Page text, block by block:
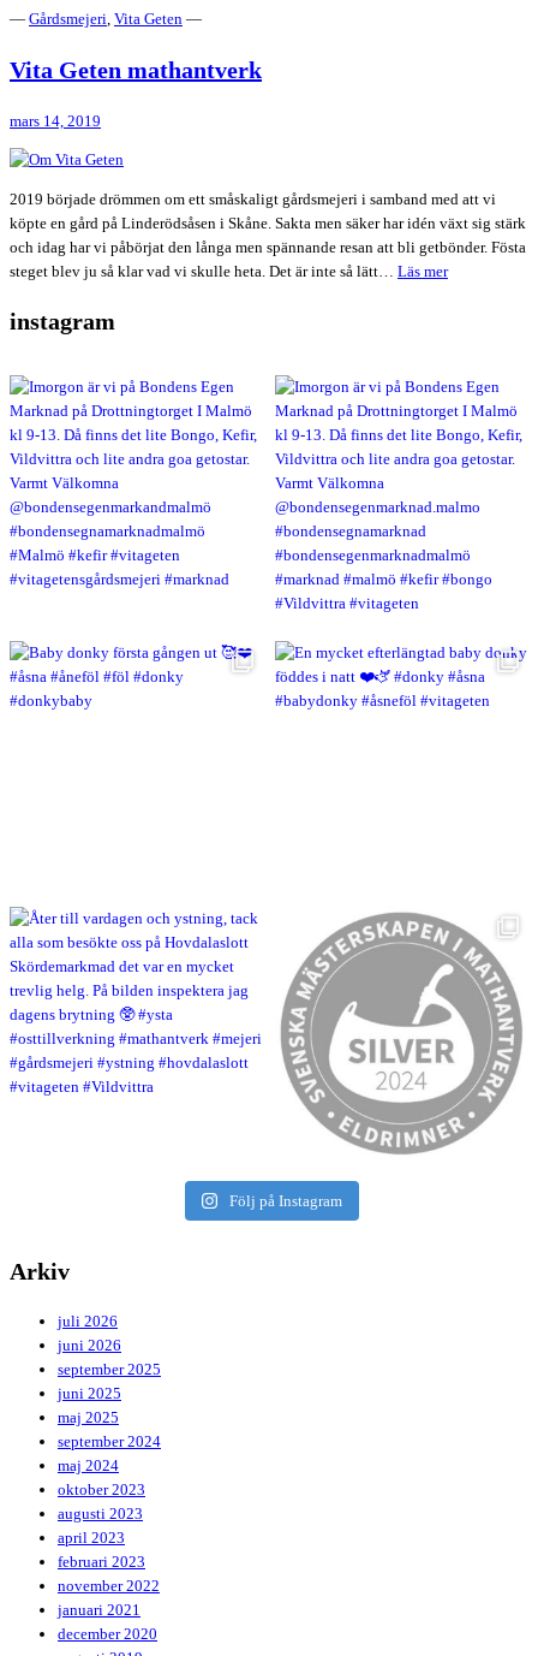
6
— Gårdsmejeri, Vita Geten —
Vita Geten mathantverk
mars 14, 2019
2019 började drömmen om ett småskaligt gårdsmejeri i samband med att vi
köpte en gård på Linderödsåsen i Skåne. Sakta men säker har idén växt sig stärk
och idag har vi påbörjat den långa men spännande resan att bli getbönder. Fösta
steget blev ju så klar vad vi skulle heta. Det är inte så lätt… Läs merVita
instagram
Följ på Instagram
Arkiv
juli 2026
juni 2026
september 2025
juni 2025
maj 2025
september 2024
maj 2024
oktober 2023
augusti 2023
april 2023
februari 2023
november 2022
januari 2021
december 2020